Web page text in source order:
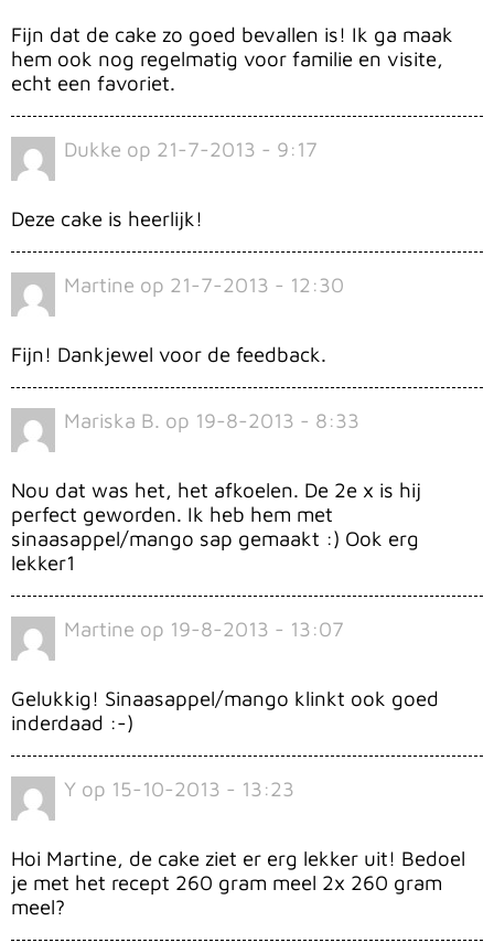
Fijn dat de cake zo goed bevallen is! Ik ga maak
hem ook nog regelmatig voor familie en visite,
echt een favoriet.
Dukke op 21-7-2013 - 9:17
Deze cake is heerlijk!
Martine op 21-7-2013 - 12:30
Fijn! Dankjewel voor de feedback.
Mariska B. op 19-8-2013 - 8:33
Nou dat was het, het afkoelen. De 2e x is hij
perfect geworden. Ik heb hem met
sinaasappel/mango sap gemaakt :) Ook erg
lekker1
Martine op 19-8-2013 - 13:07
Gelukkig! Sinaasappel/mango klinkt ook goed
inderdaad :-)
Y op 15-10-2013 - 13:23
Hoi Martine, de cake ziet er erg lekker uit! Bedoel
je met het recept 260 gram meel 2x 260 gram
meel?